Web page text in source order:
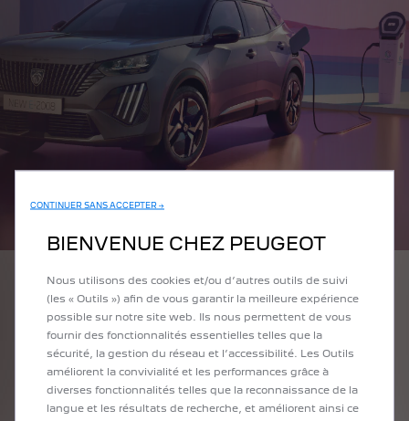
RECHARGEZ VOTRE PEUGEOT PARTOUT EN EUROPE
Roulez sereinement à bord de votre PEUGEOT 100 % électrique
ou hybride rechargeable: L'application Free2move Charge vous
donne accès au plus vaste réseau de bornes de recharge
d'Europe.
CONTINUER SANS ACCEPTER →
BIENVENUE CHEZ PEUGEOT
Nous utilisons des cookies et/ou d’autres outils de suivi
(les « Outils ») afin de vous garantir la meilleure expérience
possible sur notre site web. Ils nous permettent de vous
fournir des fonctionnalités essentielles telles que la
sécurité, la gestion du réseau et l’accessibilité. Les Outils
améliorent la convivialité et les performances grâce à
diverses fonctionnalités telles que la reconnaissance de la
langue et les résultats de recherche, et améliorent ainsi ce